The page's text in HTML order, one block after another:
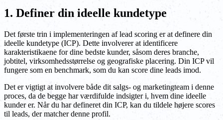
1. Definer din ideelle kundetype
Det første trin i implementeringen af lead scoring er at definere din
ideelle kundetype (ICP). Dette involverer at identificere
karakteristikaene for dine bedste kunder, såsom deres branche,
jobtitel, virksomhedsstørrelse og geografiske placering. Din ICP vil
fungere som en benchmark, som du kan score dine leads imod.
Det er vigtigt at involvere både dit salgs- og marketingteam i denne
proces, da de begge har værdifulde indsigter i, hvem dine ideelle
kunder er. Når du har defineret din ICP, kan du tildele højere scores
til leads, der matcher denne profil.